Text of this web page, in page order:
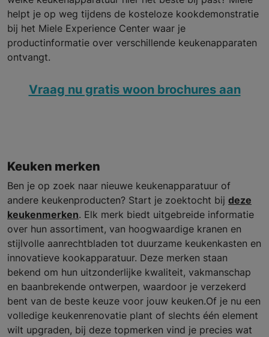
helpt je op weg tijdens de kosteloze kookdemonstratie
bij het Miele Experience Center waar je
productinformatie over verschillende keukenapparaten
ontvangt.
Vraag nu gratis woon brochures aan
Keuken merken
Ben je op zoek naar nieuwe keukenapparatuur of
andere keukenproducten? Start je zoektocht bij deze
keukenmerken. Elk merk biedt uitgebreide informatie
over hun assortiment, van hoogwaardige kranen en
stijlvolle aanrechtbladen tot duurzame keukenkasten en
innovatieve kookapparatuur. Deze merken staan
bekend om hun uitzonderlijke kwaliteit, vakmanschap
en baanbrekende ontwerpen, waardoor je verzekerd
bent van de beste keuze voor jouw keuken.Of je nu een
volledige keukenrenovatie plant of slechts één element
wilt upgraden, bij deze topmerken vind je precies wat